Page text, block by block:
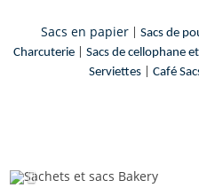
Sacs en papier| Sacs de
Charcuterie
Sacs de cellophane
Serviettes| Café